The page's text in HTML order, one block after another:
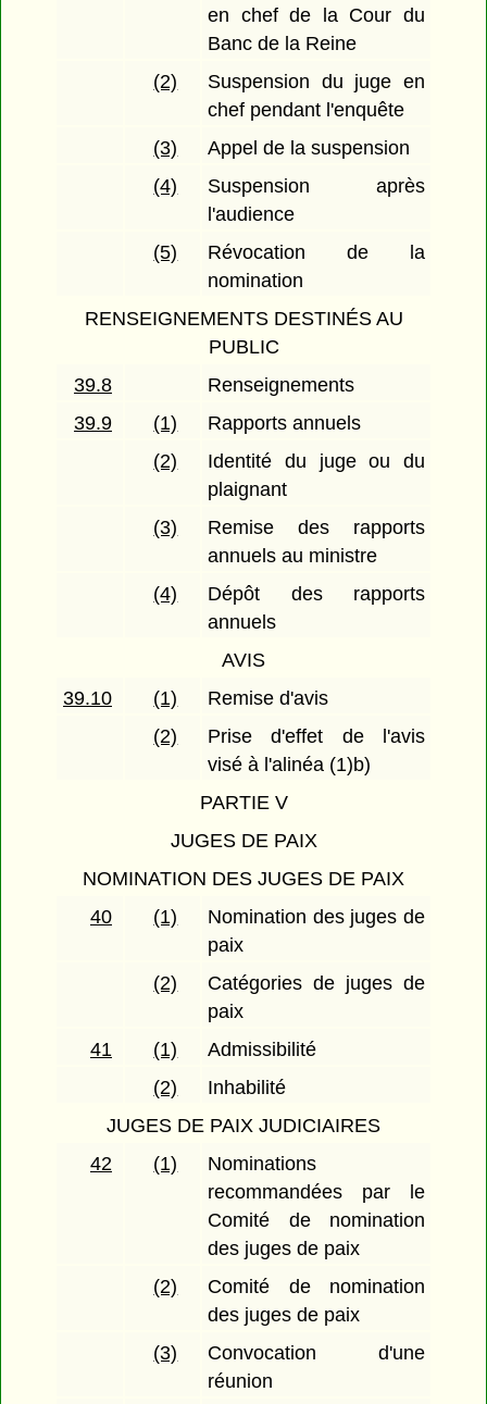
en chef de la Cour du
Banc de la Reine
(2)
Suspension du juge en
chef pendant l'enquête
(3)
Appel de la suspension
(4)
Suspension après
l'audience
(5)
Révocation de la
nomination
RENSEIGNEMENTS DESTINÉS AU
PUBLIC
39.8
Renseignements
39.9
(1)
Rapports annuels
(2)
Identité du juge ou du
plaignant
(3)
Remise des rapports
annuels au ministre
(4)
Dépôt des rapports
annuels
AVIS
39.10
(1)
Remise d'avis
(2)
Prise d'effet de l'avis
visé à l'alinéa (1)b)
PARTIE V
JUGES DE PAIX
NOMINATION DES JUGES DE PAIX
40
(1)
Nomination des juges de
paix
(2)
Catégories de juges de
paix
41
(1)
Admissibilité
(2)
Inhabilité
JUGES DE PAIX JUDICIAIRES
42
(1)
Nominations
recommandées par le
Comité de nomination
des juges de paix
(2)
Comité de nomination
des juges de paix
(3)
Convocation d'une
réunion